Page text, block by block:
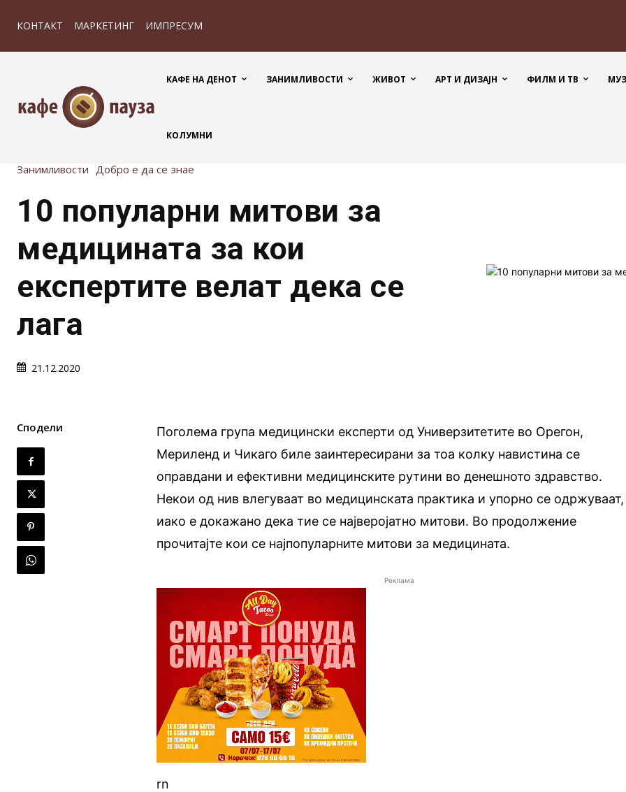
КОНТАКТ МАРКЕТИНГ ИМПРЕСУМ
КАФЕ НА ДЕНОТ ЗАНИМЛИВОСТИ ЖИВОТ АРТ И ДИЗАЈН ФИЛМ И ТВ
КОЛУМНИ
Занимливости Добро е да се знае
10 популарни митови за
медицината за кои
експертите велат дека се
лага
21.12.2020
Сподели
Поголема група медицински експерти од Универзитетите во Орегон,
Мериленд и Чикаго биле заинтересирани за тоа колку навистина се
оправдани и ефективни медицинските рутини во денешното здравство.
Некои од нив влегуваат во медицинската практика и упорно се одржуваат,
иако е докажано дека тие се најверојатно митови. Во продолжение
прочитајте кои се најпопуларните митови за медицината.
Реклама
rn